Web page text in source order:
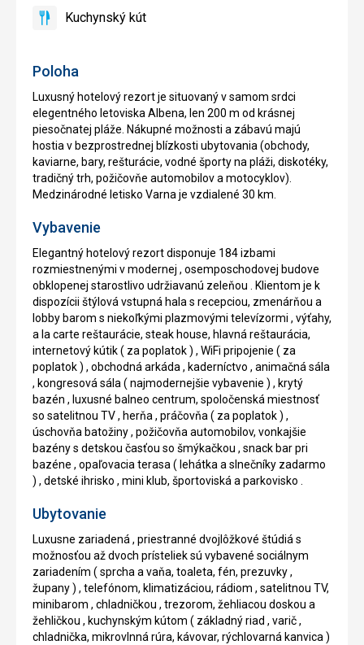
Poloha
Luxusný hotelový rezort je situovaný v samom srdci
elegentného letoviska Albena, len 200 m od krásnej
piesočnatej pláže. Nákupné možnosti a zábavú majú
hostia v bezprostrednej blízkosti ubytovania (obchody,
kaviarne, bary, rešturácie, vodné športy na pláži, diskotéky,
tradičný trh, požičovňe automobilov a motocyklov).
Medzinárodné letisko Varna je vzdialené 30 km.
Vybavenie
Elegantný hotelový rezort disponuje 184 izbami
rozmiestnenými v modernej , osemposchodovej budove
obklopenej starostlivo udržiavanú zeleňou . Klientom je k
dispozícii štýlová vstupná hala s recepciou, zmenárňou a
lobby barom s niekoľkými plazmovými televízormi , výťahy,
a la carte reštaurácie, steak house, hlavná reštaurácia,
internetový kútik ( za poplatok ) , WiFi pripojenie ( za
poplatok ) , obchodná arkáda , kaderníctvo , animačná sála
, kongresová sála ( najmodernejšie vybavenie ) , krytý
bazén , luxusné balneo centrum, spoločenská miestnosť
so satelitnou TV , herňa , práčovňa ( za poplatok ) ,
úschovňa batožiny , požičovňa automobilov, vonkajšie
bazény s detskou časťou so šmýkačkou , snack bar pri
bazéne , opaľovacia terasa ( lehátka a slnečníky zadarmo
) , detské ihrisko , mini klub, športoviská a parkovisko .
Ubytovanie
Luxusne zariadená , priestranné dvojlôžkové štúdiá s
možnosťou až dvoch prísteliek sú vybavené sociálnym
zariadením ( sprcha a vaňa, toaleta, fén, prezuvky ,
župany ) , telefónom, klimatizáciou, rádiom , satelitnou TV,
minibarom , chladničkou , trezorom, žehliacou doskou a
žehličkou , kuchynským kútom ( základný riad , varič ,
chladnička, mikrovlnná rúra, kávovar, rýchlovarná kanvica )
Kuchynský
Kuchynský kút
áno